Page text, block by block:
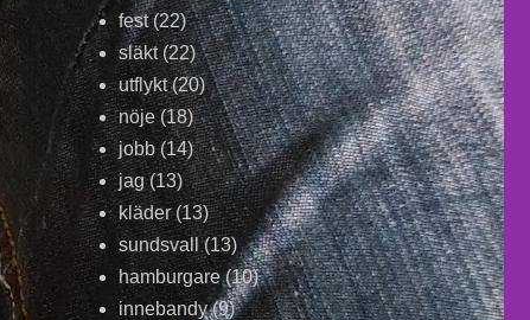
fest (22)
släkt (22)
utflykt (20)
nöje (18)
jobb (14)
jag (13)
kläder (13)
sundsvall (13)
hamburgare (10)
innebandy (9)